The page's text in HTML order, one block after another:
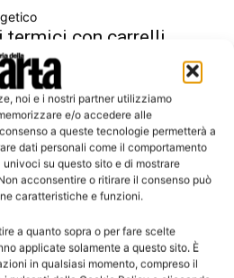
noi e i nostri partner utilizziamo
e/o accedere alle
a queste tecnologie permetterà a
dati personali come il comportamento
su questo sito e di mostrare
acconsentire o ritirare il consenso può
caratteristiche e funzioni.
a quanto sopra o per fare scelte
applicate solamente a questo sito. È
in qualsiasi momento, compreso il
termici con carrelli